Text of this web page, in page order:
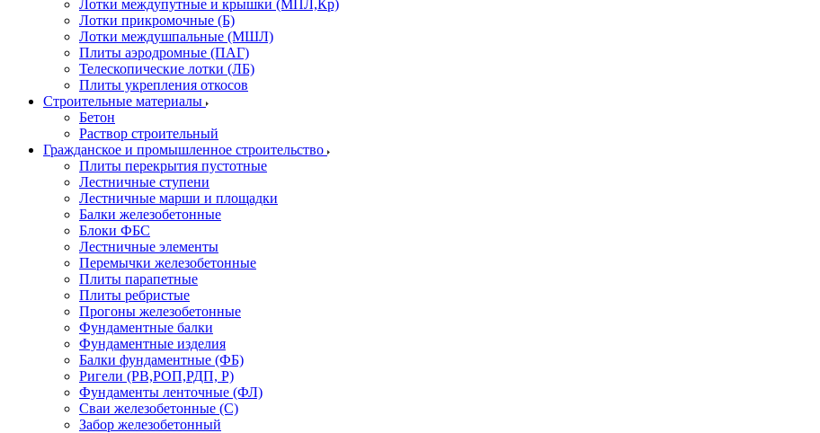
Лотки междупутные и крышки (МПЛ,Кр)
Лотки прикромочные (Б)
Лотки междушпальные (МШЛ)
Плиты аэродромные (ПАГ)
Телескопические лотки (ЛБ)
Плиты укрепления откосов
Строительные материалы
Бетон
Раствор строительный
Гражданское и промышленное строительство
Плиты перекрытия пустотные
Лестничные ступени
Лестничные марши и площадки
Балки железобетонные
Блоки ФБС
Лестничные элементы
Перемычки железобетонные
Плиты парапетные
Плиты ребристые
Прогоны железобетонные
Фундаментные балки
Фундаментные изделия
Балки фундаментные (ФБ)
Ригели (РВ,РОП,РДП, Р)
Фундаменты ленточные (ФЛ)
Сваи железобетонные (С)
Забор железобетонный